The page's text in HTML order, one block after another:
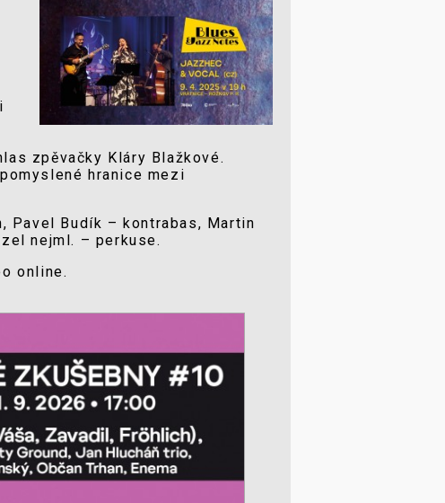
zpěvačky Kláry Blažkové.
hranice mezi
Pavel Budík – kontrabas, Martin
nejml. – perkuse.
online.